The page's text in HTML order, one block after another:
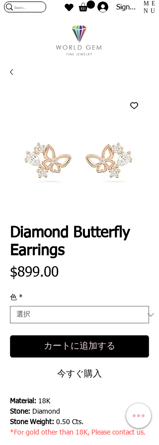
Sign In
ME
NU
Diamond Butterfly
Earrings
$899.00価
色 *
カートに追加する
今すぐ購入
Material: 18K
Stone: Diamond
Stone Weight: 0.50 Cts.
*For gold other than 18K, Please contact us.